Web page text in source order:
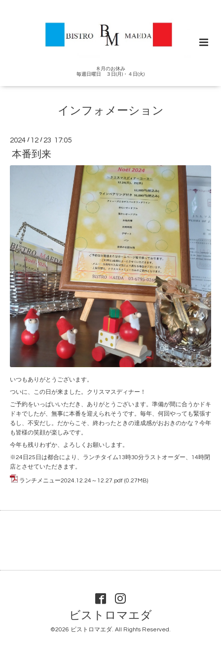
８月のお休み
毎週日曜日 ３日(月)・４日(火)
インフォメーション
2024 / 12 / 23 17:05
本番到来
いつもありがとうございます。
ついに、この日が来ました。クリスマスディナー！
ご予約をいっぱいいただき、ありがとうございます。準備が間に合うかドキ
ドキでしたが、無事に本番を迎えられそうです。毎年、何回やっても緊張す
るし、不安だし。だからこそ、終わったときの達成感がおおきのかな？今年
も皆様の笑顔が楽しみです。
今年も残りわずか、よろしくお願いします。
※24日25日は都合により、ランチタイム13時30分ラストオーダー、14時閉
店とさせていただきます。
ランチメニュー2024.12.24～12.27.pdf (0.27MB)
ビストロマエダ
©2026 ビストロマエダ. All Rights Reserved.